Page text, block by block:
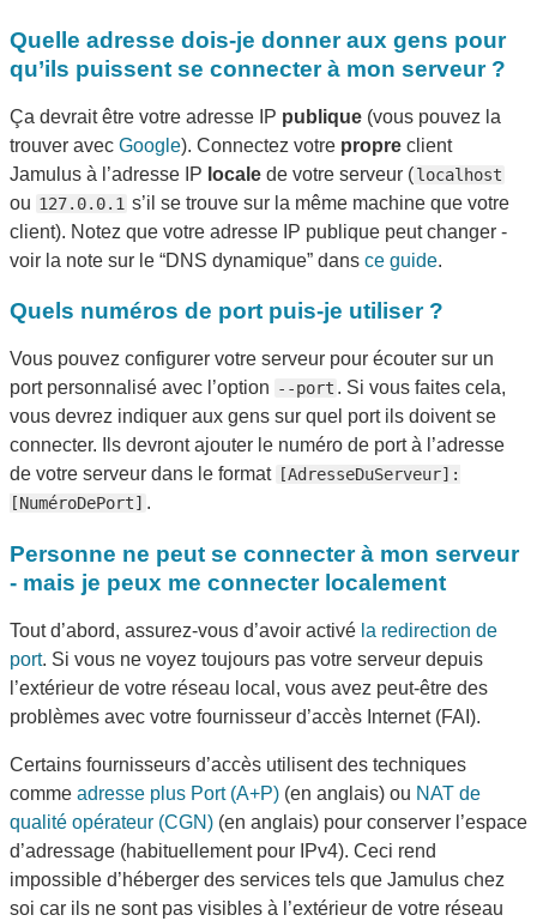
Quelle adresse dois-je donner aux gens pour
qu’ils puissent se connecter à mon serveur ?
Ça devrait être votre adresse IP publique (vous pouvez la
trouver avec Google). Connectez votre propre client
Jamulus à l’adresse IP locale de votre serveur (localhost
ou 127.0.0.1 s’il se trouve sur la même machine que votre
client). Notez que votre adresse IP publique peut changer -
voir la note sur le “DNS dynamique” dans ce guide.
Quels numéros de port puis-je utiliser ?
Vous pouvez configurer votre serveur pour écouter sur un
port personnalisé avec l’option --port . Si vous faites cela,
vous devrez indiquer aux gens sur quel port ils doivent se
connecter. Ils devront ajouter le numéro de port à l’adresse
de votre serveur dans le format [AdresseDuServeur]:
[NuméroDePort] .
Personne ne peut se connecter à mon serveur
- mais je peux me connecter localement
Tout d’abord, assurez-vous d’avoir activé la redirection de
port. Si vous ne voyez toujours pas votre serveur depuis
l’extérieur de votre réseau local, vous avez peut-être des
problèmes avec votre fournisseur d’accès Internet (FAI).
Certains fournisseurs d’accès utilisent des techniques
comme adresse plus Port (A+P) (en anglais) ou NAT de
qualité opérateur (CGN) (en anglais) pour conserver l’espace
d’adressage (habituellement pour IPv4). Ceci rend
impossible d’héberger des services tels que Jamulus chez
soi car ils ne sont pas visibles à l’extérieur de votre réseau